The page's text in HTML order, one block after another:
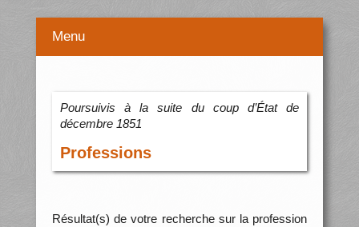
Menu
Poursuivis à la suite du coup d’État de
décembre 1851
Professions
Résultat(s) de votre recherche sur la profession